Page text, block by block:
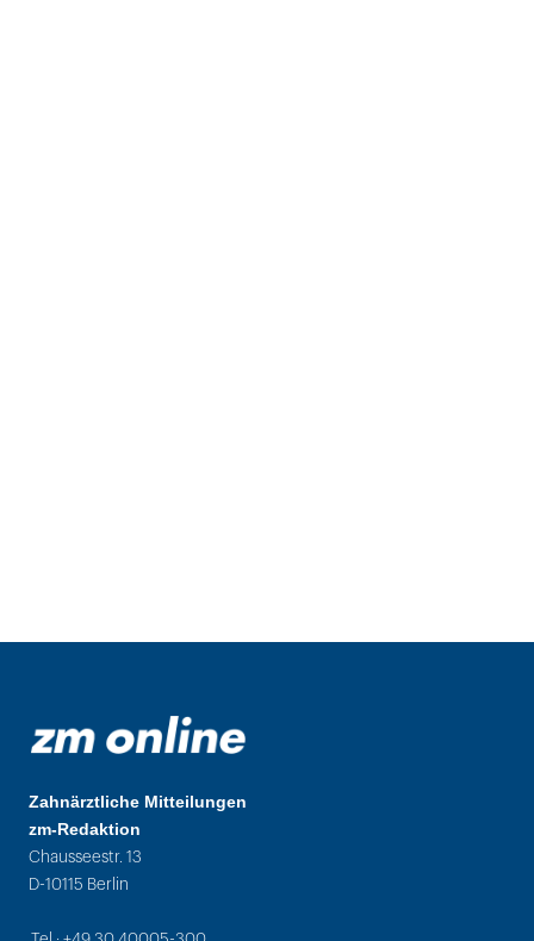
Zahnärztliche Mitteilungen
zm-Redaktion
Chausseestr. 13
D-10115 Berlin